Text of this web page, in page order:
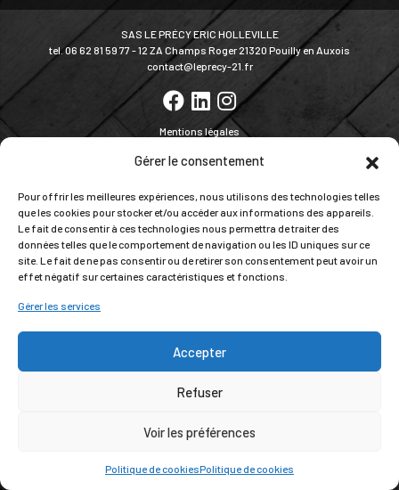
Gérer le consentement
Pour offrir les meilleures expériences, nous utilisons des technologies telles
que les cookies pour stocker et/ou accéder aux informations des appareils.
Le fait de consentir à ces technologies nous permettra de traiter des
données telles que le comportement de navigation ou les ID uniques sur ce
site. Le fait de ne pas consentir ou de retirer son consentement peut avoir un
effet négatif sur certaines caractéristiques et fonctions.
Gérer les services
Accepter
Refuser
Voir les préférences
Politique de cookiesPolitique de cookies
SAS LE PRÉCY ERIC HOLLEVILLE
tel. 06 62 81 59 77 - 12 ZA Champs Roger 21320 Pouilly en Auxois
contact@leprecy-21.fr
Mentions légales
Réfection dalle béton Besançon
Béton décoratif à Bligny sur Ouche
Dalle de Bourgogne à Buxy
Ponçage pierre naturelle à Chagny
Granito à Chalon sur Saône
Sols terrazzo à Château-Chinon
Corriger dalle béton par ponçage Châtillon sur Seine
Rénovation parquet abimé à Dijon
Dole Application béton ciré
Dalle terrasse rénovation Gevrey-Chambertin
Ponçage parquet Le Creusot
Dalle béton correction Lormes
Ponçage parquets Nuits Saint Georges
Le Précy à Pouilly en Auxois
Ponçage carrelage à Saulieu
Artisan ponceur Semur en Auxois
Vitrification parquet à Villefranche sur Saône